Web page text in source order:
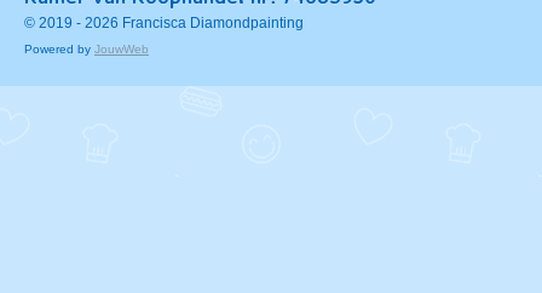
© 2019 - 2026 Francisca Diamondpainting
Powered by JouwWeb